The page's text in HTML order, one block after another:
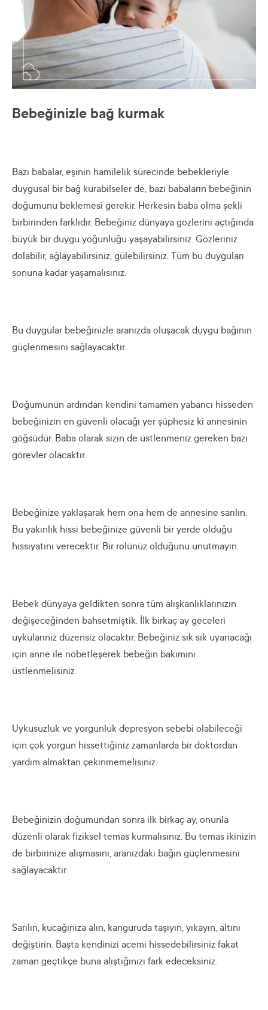
Bebeğinizle bağ kurmak
Bazı babalar, eşinin hamilelik sürecinde bebekleriyle
duygusal bir bağ kurabilseler de, bazı babaların bebeğinin
doğumunu beklemesi gerekir. Herkesin baba olma şekli
birbirinden farklıdır. Bebeğiniz dünyaya gözlerini açtığında
büyük bir duygu yoğunluğu yaşayabilirsiniz. Gözleriniz
dolabilir, ağlayabilirsiniz, gülebilirsiniz. Tüm bu duyguları
sonuna kadar yaşamalısınız.
Bu duygular bebeğinizle aranızda oluşacak duygu bağının
güçlenmesini sağlayacaktır.
Doğumunun ardından kendini tamamen yabancı hisseden
bebeğinizin en güvenli olacağı yer şüphesiz ki annesinin
göğsüdür. Baba olarak sizin de üstlenmeniz gereken bazı
görevler olacaktır.
Bebeğinize yaklaşarak hem ona hem de annesine sarılın.
Bu yakınlık hissi bebeğinize güvenli bir yerde olduğu
hissiyatını verecektir. Bir rolünüz olduğunu unutmayın.
Bebek dünyaya geldikten sonra tüm alışkanlıklarınızın
değişeceğinden bahsetmiştik. İlk birkaç ay geceleri
uykularınız düzensiz olacaktır. Bebeğiniz sık sık uyanacağı
için anne ile nöbetleşerek bebeğin bakımını
üstlenmelisiniz.
Uykusuzluk ve yorgunluk depresyon sebebi olabileceği
için çok yorgun hissettiğiniz zamanlarda bir doktordan
yardım almaktan çekinmemelisiniz.
Bebeğinizin doğumundan sonra ilk birkaç ay, onunla
düzenli olarak fiziksel temas kurmalısınız. Bu temas ikinizin
de birbirinize alışmasını, aranızdaki bağın güçlenmesini
sağlayacaktır.
Sarılın, kucağınıza alın, kanguruda taşıyın, yıkayın, altını
değiştirin. Başta kendinizi acemi hissedebilirsiniz fakat
zaman geçtikçe buna alıştığınızı fark edeceksiniz.